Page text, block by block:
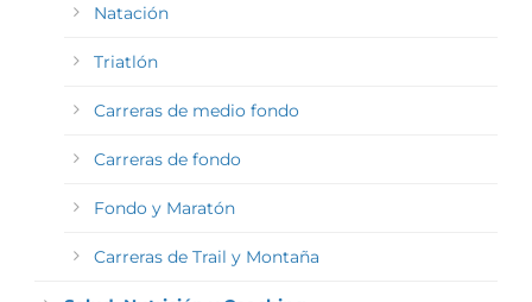
Natación
Triatlón
Carreras de medio fondo
Carreras de fondo
Fondo y Maratón
Carreras de Trail y Montaña